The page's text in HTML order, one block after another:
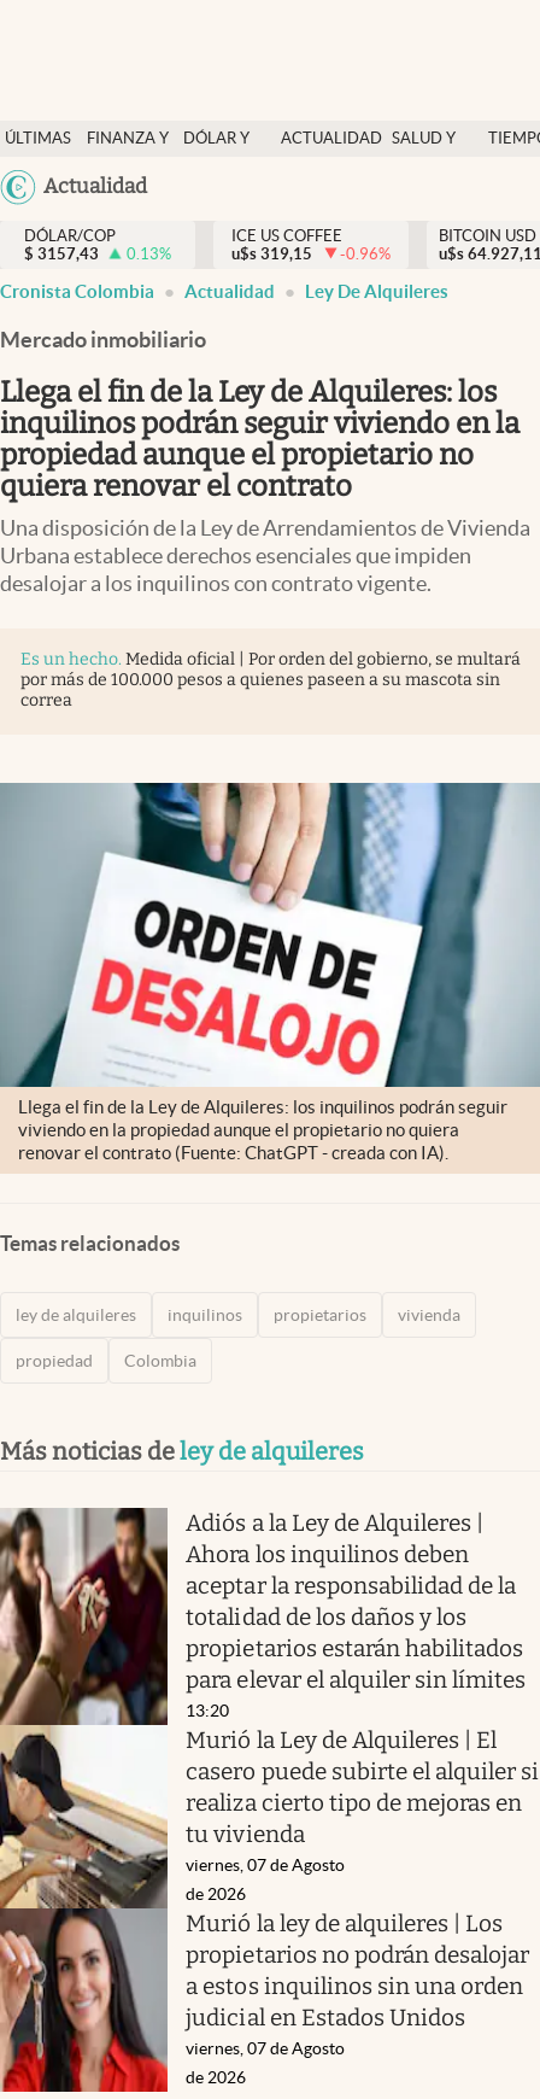
ÚLTIMAS
NOTICIAS
FINANZA Y
DÓLAR Y
ACTUALIDAD SALUD Y
México
Actualidad
Salud y nutrición
Vida espiritual
Actualidad
Colombia
DÓLAR/COP
$ 3157,43 0.13%
ICE US COFFEE
u$s 319,15 -0.96%
BITCOIN USD
u$s
Cronista Colombia Actualidad Ley De Alquileres
Mercado inmobiliario
Llega el fin de la Ley de Alquileres: los
inquilinos podrán seguir viviendo en la
propiedad aunque el propietario no
quiera renovar el contrato
Una disposición de la Ley de Arrendamientos de Vivienda
Urbana establece derechos esenciales que impiden
desalojar a los inquilinos con contrato vigente.
Es un hecho. Medida oficial | Por orden del gobierno, se multará
por más de 100.000 pesos a quienes paseen a su mascota sin
correa
Llega el fin de la Ley de Alquileres: los inquilinos podrán seguir
viviendo en la propiedad aunque el propietario no quiera
renovar el contrato (Fuente: ChatGPT - creada con IA).
Temas relacionados
ley de alquileres inquilinos propietarios vivienda
propiedad Colombia
Más noticias deley de alquileres
Adiós a la Ley de Alquileres |
Ahora los inquilinos deben
aceptar la responsabilidad de la
totalidad de los daños y los
propietarios estarán habilitados
para elevar el alquiler sin límites
13:20
Murió la Ley de Alquileres | El
casero puede subirte el alquiler si
realiza cierto tipo de mejoras en
tu vivienda
viernes, 07 de Agosto
de 2026
Murió la ley de alquileres | Los
propietarios no podrán desalojar
a estos inquilinos sin una orden
judicial en Estados Unidos
viernes, 07 de Agosto
de 2026